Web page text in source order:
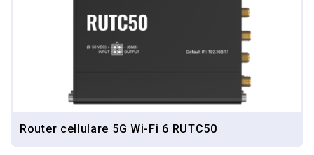
Router cellulare 5G Wi-Fi 6 RUTC50